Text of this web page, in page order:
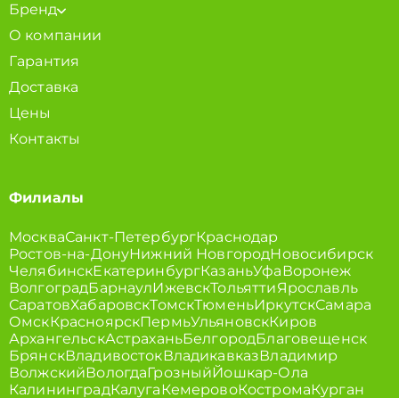
Бренд
О компании
Гарантия
Доставка
Цены
Контакты
Филиалы
МоскваСанкт-ПетербургКраснодар
Ростов-на-ДонуНижний НовгородНовосибирск
ЧелябинскЕкатеринбургКазаньУфаВоронеж
ВолгоградБарнаулИжевскТольяттиЯрославль
СаратовХабаровскТомскТюменьИркутскСамара
ОмскКрасноярскПермьУльяновскКиров
АрхангельскАстраханьБелгородБлаговещенск
БрянскВладивостокВладикавказВладимир
ВолжскийВологдаГрозныйЙошкар-Ола
КалининградКалугаКемеровоКостромаКурган